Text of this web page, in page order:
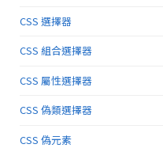
CSS 選擇器
CSS 組合選擇器
CSS 屬性選擇器
CSS 偽類選擇器
CSS 偽元素